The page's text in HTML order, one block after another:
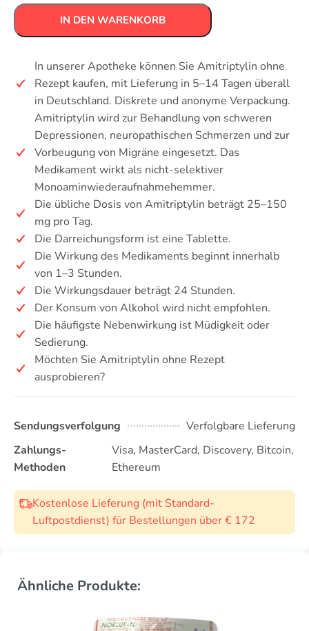
IN DEN WARENKORB
In unserer Apotheke können Sie Amitriptylin ohne
Rezept kaufen, mit Lieferung in 5–14 Tagen überall
in Deutschland. Diskrete und anonyme Verpackung.
Amitriptylin wird zur Behandlung von schweren
Depressionen, neuropathischen Schmerzen und zur
Vorbeugung von Migräne eingesetzt. Das
Medikament wirkt als nicht-selektiver
Monoaminwiederaufnahmehemmer.
Die übliche Dosis von Amitriptylin beträgt 25–150
mg pro Tag.
Die Darreichungsform ist eine Tablette.
Die Wirkung des Medikaments beginnt innerhalb
von 1–3 Stunden.
Die Wirkungsdauer beträgt 24 Stunden.
Der Konsum von Alkohol wird nicht empfohlen.
Die häufigste Nebenwirkung ist Müdigkeit oder
Sedierung.
Möchten Sie Amitriptylin ohne Rezept
ausprobieren?
Sendungsverfolgung
Verfolgbare Lieferung
Zahlungs-
Methoden
Visa, MasterCard, Discovery, Bitcoin,
Ethereum
Kostenlose Lieferung (mit Standard-
Luftpostdienst) für Bestellungen über € 172
Ähnliche Produkte: